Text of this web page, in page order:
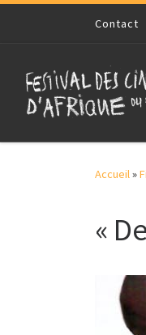
Skip to contentContact
Accueil»
«